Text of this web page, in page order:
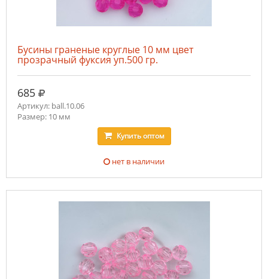
Бусины граненые круглые 10 мм цвет
прозрачный фуксия уп.500 гр.
685 руб.
Артикул: ball.10.06
Размер: 10 мм
Купитьоптом
нет в наличии